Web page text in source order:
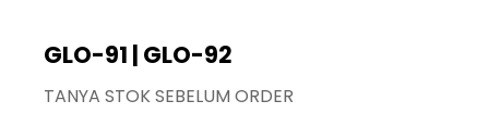
GLO-91 | GLO-92
TANYA STOK SEBELUM ORDER